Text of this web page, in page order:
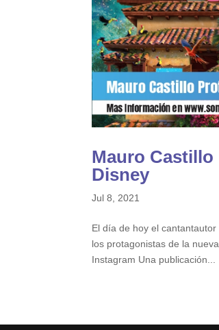
Mauro Castillo
Disney
Jul 8, 2021
El día de hoy el
los protagonistas de la
Instagram Una publicación...